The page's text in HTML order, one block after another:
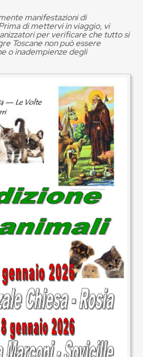
manifestazioni di
di mettervi in viaggio, vi
per verificare che tutto si
Toscane non può essere
o inadempienze degli